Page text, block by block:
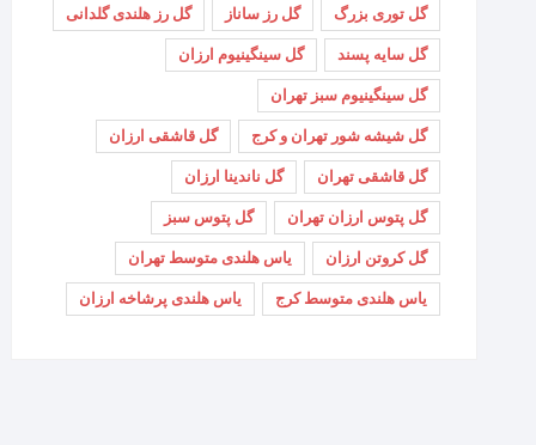
گل توری بزرگ گل رز ساناز گل رز هلندی گلدانی
گل سایه پسند گل سینگینیوم ارزان
گل سینگینیوم سبز تهران
گل شیشه شور تهران و کرج گل قاشقی ارزان
گل قاشقی تهران گل ناندینا ارزان
گل پتوس ارزان تهران گل پتوس سبز
گل کروتن ارزان یاس هلندی متوسط تهران
یاس هلندی متوسط کرج یاس هلندی پرشاخه ارزان